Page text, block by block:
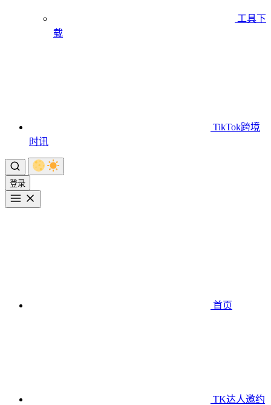
工具下
载
TikTok跨境
时讯
登录
首页
TK达人邀约